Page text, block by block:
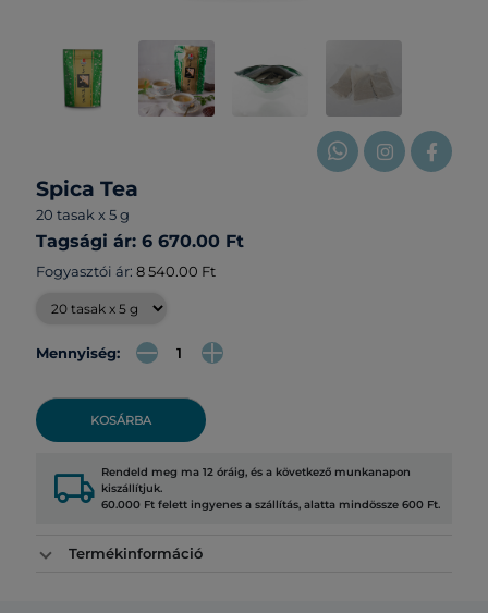
Spica Tea
20 tasak x 5 g
Tagsági ár: 6 670.00 Ft
Fogyasztói ár: 8 540.00 Ft
Mennyiség:
KOSÁRBA
local_shipping Rendeld meg ma 12 óráig, és a következő munkanapon
kiszállítjuk.
60.000 Ft felett ingyenes a szállítás, alatta mindössze 600 Ft.
Termékinformáció